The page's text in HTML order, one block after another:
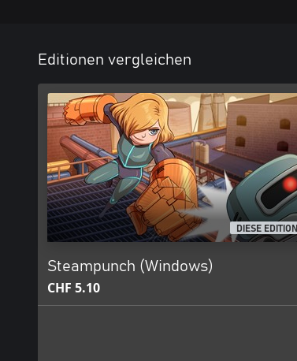
Editionen vergleichen
DIESE EDITION
Steampunch (Windows)
CHF 5.10